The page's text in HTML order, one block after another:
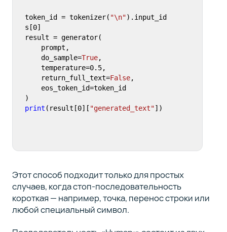
token_id = tokenizer( "\n").input_id
s[0]
result = generator(
    do_sample=
True,
    temperature=
0.5,
    return_full_text=
False,
print (result[0][ "generated_text"])
Этот способ подходит только для простых
случаев, когда стоп-последовательность
короткая — например, точка, перенос строки или
любой специальный символ.